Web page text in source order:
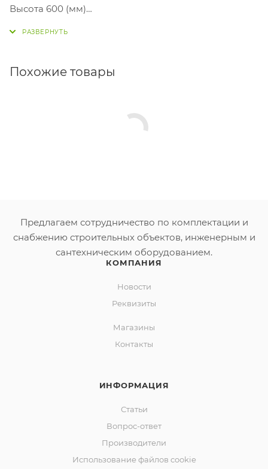
Высота 600 (мм)
нержавеющая сталь AISI 201
Похожие товары
Предлагаем сотрудничество по комплектации и
снабжению строительных объектов, инженерным и
сантехническим оборудованием.
КОМПАНИЯ
Новости
Реквизиты
Магазины
Контакты
ИНФОРМАЦИЯ
Статьи
Вопрос-ответ
Производители
Использование файлов cookie